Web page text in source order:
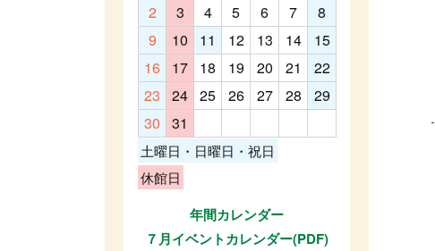
2
3 4 5 6 7
8
9
10 11 12 13 14
15
16
17 18 19 20 21
22
23
24 25 26 27 28
29
30
31
土曜日・日曜日・祝日
休館日
年間カレンダー
７月イベントカレンダー(PDF)